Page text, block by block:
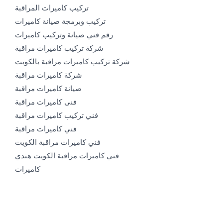
تركيب كاميرات المراقبة
تركيب وبرمجة صيانة كاميرات
رقم فني صيانة وتركيب كاميرات
شركة تركيب كاميرات مراقبة
شركة تركيب كاميرات مراقبة بالكويت
شركة كاميرات مراقبة
صيانة كاميرات مراقبة
فنى كاميرات مراقبة
فني تركيب كاميرات مراقبة
فني كاميرات مراقبة
فني كاميرات مراقبة الكويت
فني كاميرات مراقبة الكويت هندي
كاميرات